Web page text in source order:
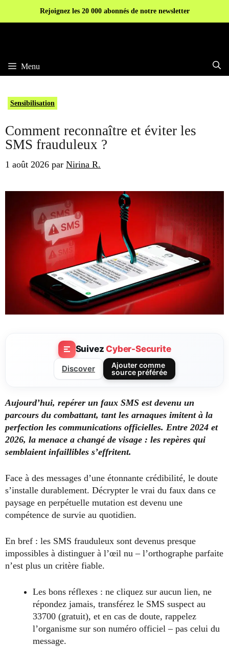
Rejoignez les 20 000 abonnés de notre newsletter
Menu
Sensibilisation
Comment reconnaître et éviter les
SMS frauduleux ?
1 août 2026 par Nirina R.
SuivezCyber-Securite
Discover
Ajouter comme
source préférée
Aujourd’hui, repérer un faux SMS est devenu un
parcours du combattant, tant les arnaques imitent à la
perfection les communications officielles. Entre 2024 et
2026, la menace a changé de visage : les repères qui
semblaient infaillibles s’effritent.
Face à des messages d’une étonnante crédibilité, le doute
s’installe durablement. Décrypter le vrai du faux dans ce
paysage en perpétuelle mutation est devenu une
compétence de survie au quotidien.
En bref : les SMS frauduleux sont devenus presque
impossibles à distinguer à l’œil nu – l’orthographe parfaite
n’est plus un critère fiable.
Les bons réflexes : ne cliquez sur aucun lien, ne
répondez jamais, transférez le SMS suspect au
33700 (gratuit), et en cas de doute, rappelez
l’organisme sur son numéro officiel – pas celui du
message.